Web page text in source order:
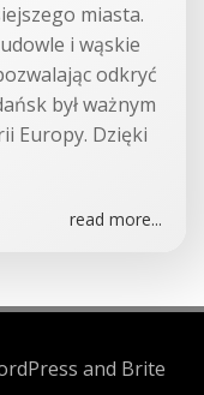
miasta.
i wąskie
odkryć
był ważnym
Europy. Dzięki
read more...
and Brite